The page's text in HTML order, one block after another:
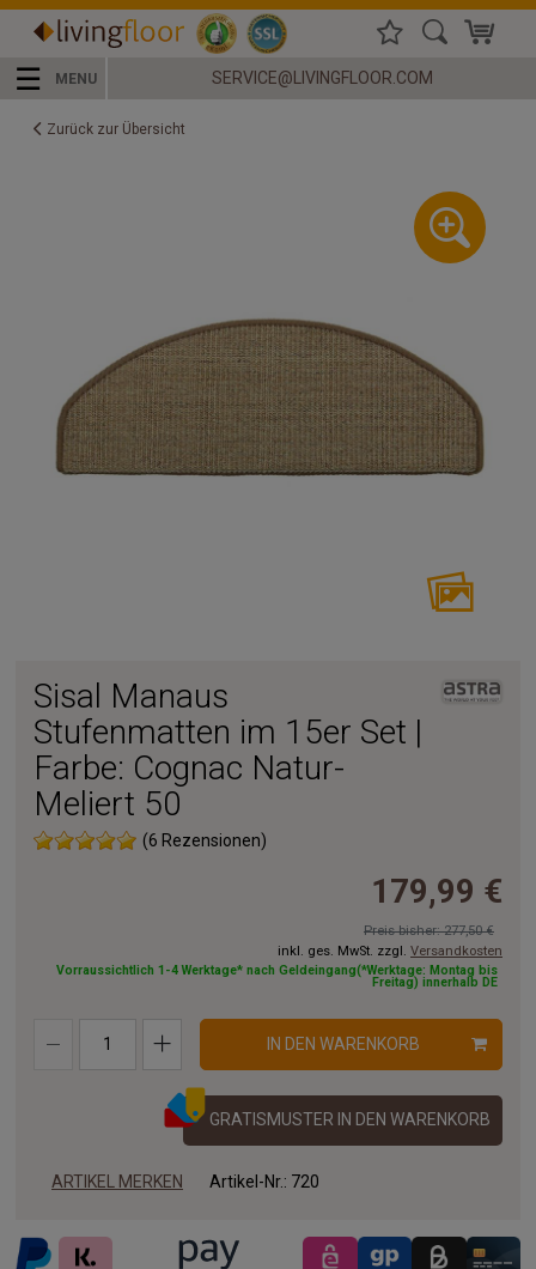
☰ MENU SERVICE@LIVINGFLOOR.COM
Zurück zur Übersicht
Sisal Manaus
Stufenmatten im 15er Set |
Farbe: Cognac Natur-
Meliert 50
(6 Rezensionen)
179,99 €
Preis bisher: 277,50 €
inkl. ges. MwSt. zzgl. Versandkosten
Vorraussichtlich 1-4 Werktage* nach Geldeingang(*Werktage: Montag bis
Freitag) innerhalb DE
IN DEN WARENKORB
GRATISMUSTER IN DEN WARENKORB
ARTIKEL MERKEN Artikel-Nr.: 720